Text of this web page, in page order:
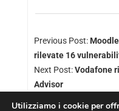
Previous Post:
rilevate 16
Next Post:Vodafone
Advisor
Utilizziamo i cookie per